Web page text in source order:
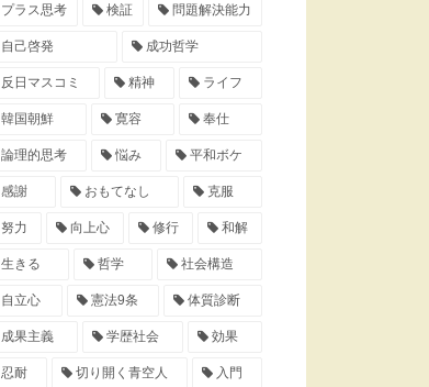
プラス思考 検証 問題解決能力
自己啓発 成功哲学
反日マスコミ 精神 ライフ
韓国朝鮮 寛容 奉仕
論理的思考 悩み 平和ボケ
感謝 おもてなし 克服
努力 向上心 修行 和解
生きる 哲学 社会構造
自立心 憲法9条 体質診断
成果主義 学歴社会 効果
忍耐 切り開く青空人 入門